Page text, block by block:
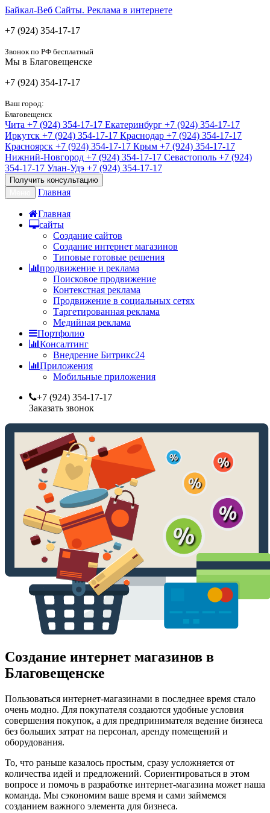
Байкал-Веб Сайты. Реклама в интернете
+7 (924) 354-17-17
Звонок по РФ бесплатный
Мы в Благовещенске
+7 (924) 354-17-17
Ваш город:
Благовещенск
Чита +7 (924) 354-17-17 Екатеринбург +7 (924) 354-17-17
Иркутск +7 (924) 354-17-17 Краснодар +7 (924) 354-17-17
Красноярск +7 (924) 354-17-17 Крым +7 (924) 354-17-17
Нижний-Новгород +7 (924) 354-17-17 Севастополь +7 (924)
354-17-17 Улан-Удэ +7 (924) 354-17-17
Получить консультацию
Главная
Главная
сайты
Создание сайтов
Создание интернет магазинов
Типовые готовые решения
продвижение и реклама
Поисковое продвижение
Контекстная реклама
Продвижение в социальных сетях
Таргетированная реклама
Медийная реклама
Портфолио
Консалтинг
Внедрение Битрикс24
Приложения
Мобильные приложения
+7 (924) 354-17-17
Заказать звонок
Создание интернет магазинов в
Благовещенске
Пользоваться интернет-магазинами в последнее время стало
очень модно. Для покупателя создаются удобные условия
совершения покупок, а для предпринимателя ведение бизнеса
без больших затрат на персонал, аренду помещений и
оборудования.
То, что раньше казалось простым, сразу усложняется от
количества идей и предложений. Сориентироваться в этом
вопросе и помочь в разработке интернет-магазина может наша
команда. Мы сэкономим ваше время и сами займемся
созданием важного элемента для бизнеса.